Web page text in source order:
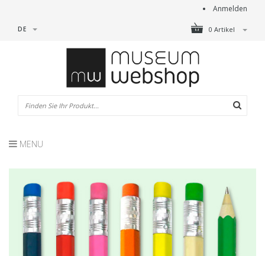
Anmelden
0 Artikel
DE
MENU